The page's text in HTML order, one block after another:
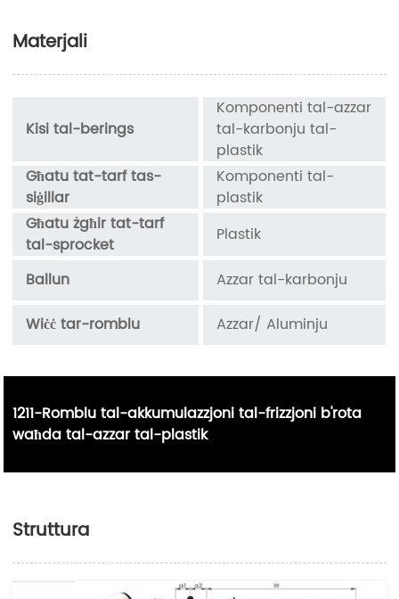
Materjali
Kisi tal-berings
Komponenti tal-azzar
tal-karbonju tal-
plastik
Għatu tat-tarf tas-
siġillar
Komponenti tal-
plastik
Għatu żgħir tat-tarf
tal-sprocket
Plastik
Ballun
Azzar tal-karbonju
Wiċċ tar-romblu
Azzar/ Aluminju
1211-Romblu tal-akkumulazzjoni tal-frizzjoni b'rota
waħda tal-azzar tal-plastik
Struttura